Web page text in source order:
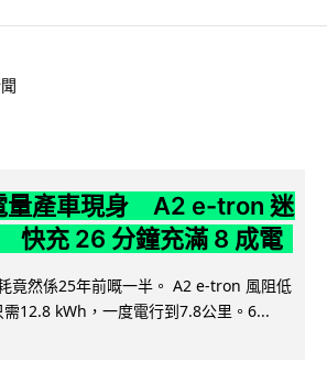
量產車現身 A2 e-tron 迷
快充 26 分鐘充滿 8 成電
竟然係25年前嘅一半。 A2 e-tron 風阻低
12.8 kWh，一度電行到7.8公里。6...